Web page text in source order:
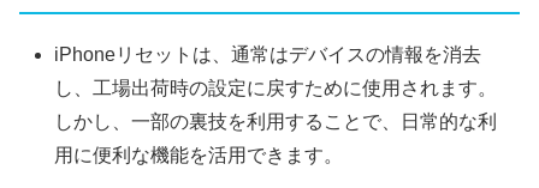
iPhoneリセットは、通常はデバイスの情報を消去
し、工場出荷時の設定に戻すために使用されます。
しかし、一部の裏技を利用することで、日常的な利
用に便利な機能を活用できます。